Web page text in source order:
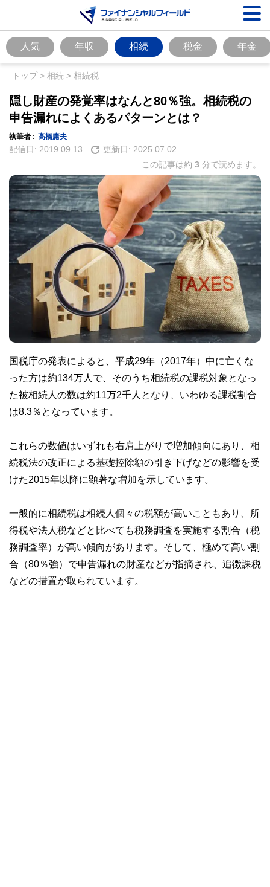
人気 年収 相続 税金 年金
トップ> 相続 > 相続税
隠し財産の発覚率はなんと80％強。相続税の
申告漏れによくあるパターンとは？
執筆者 : 高橋庸夫
配信日: 2019.09.13 更新日: 2025.07.02
この記事は約 3 分で読めます。
国税庁の発表によると、平成29年（2017年）中に亡くな
った方は約134万人で、そのうち相続税の課税対象となっ
た被相続人の数は約11万2千人となり、いわゆる課税割合
は8.3％となっています。
これらの数値はいずれも右肩上がりで増加傾向にあり、相
続税法の改正による基礎控除額の引き下げなどの影響を受
けた2015年以降に顕著な増加を示しています。
一般的に相続税は相続人個々の税額が高いこともあり、所
得税や法人税などと比べても税務調査を実施する割合（税
務調査率）が高い傾向があります。そして、極めて高い割
合（80％強）で申告漏れの財産などが指摘され、追徴課税
などの措置が取られています。